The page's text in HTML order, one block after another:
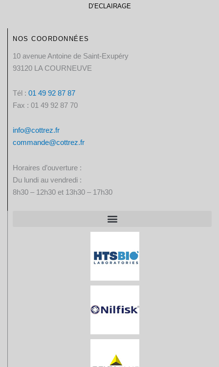
D’ECLAIRAGE
NOS COORDONNÉES
10 avenue Antoine de Saint-Exupéry
93120 LA COURNEUVE
Tél : 01 49 92 87 87​
Fax : 01 49 92 87 70
info@cottrez.fr
commande@cottrez.fr
Horaires d’ouverture :
Du lundi au vendredi :
8h30 – 12h30 et 13h30 – 17h30